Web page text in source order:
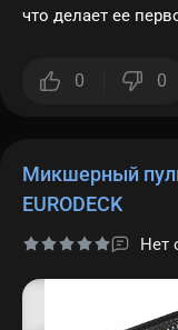
что делает ее
0 0
Микшерный
EURODECK
Нет